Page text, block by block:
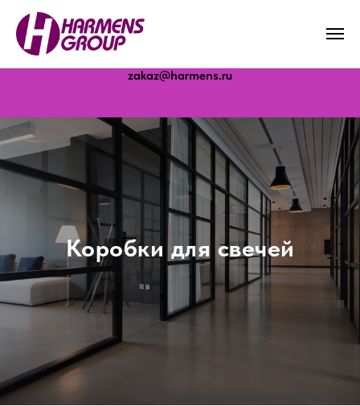
Молоково · Дубна · Белореченск · Бердск
zakaz@harmens.ru
Коробки для свечей